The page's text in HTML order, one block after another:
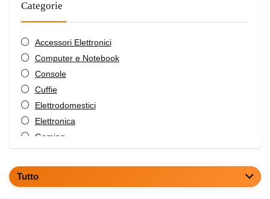
Categorie
Accessori Elettronici
Computer e Notebook
Console
Cuffie
Elettrodomestici
Elettronica
Gaming
Mobilità e Motori
Tutto